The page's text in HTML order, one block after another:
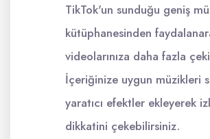
TikTok'un sunduğu geniş
kütüphanesinden
videolarınıza daha fazla
İçeriğinize uygun müzikleri
yaratıcı efektler ekleyerek
dikkatini çekebilirsiniz.